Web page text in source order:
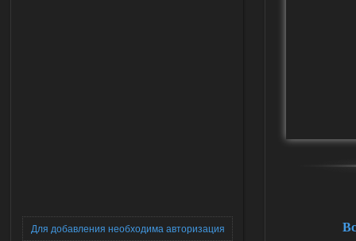
Для добавления необходима авторизация